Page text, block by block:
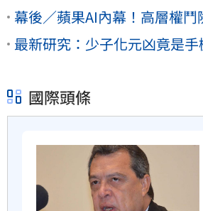
幕後／蘋果AI內幕！高層權
最新研究：少子化元凶竟是手
國際頭條